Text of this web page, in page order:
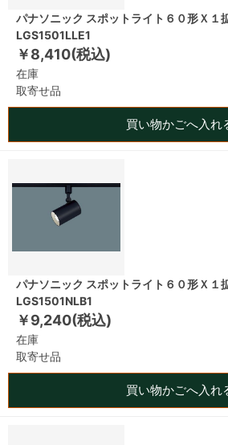
パナソニック スポットライト６０形Ｘ１
LGS1501LLE1
￥8,410(税込)
在庫
取寄せ品
買い物かごへ入れ
パナソニック スポットライト６０形Ｘ１
LGS1501NLB1
￥9,240(税込)
在庫
取寄せ品
買い物かごへ入れ